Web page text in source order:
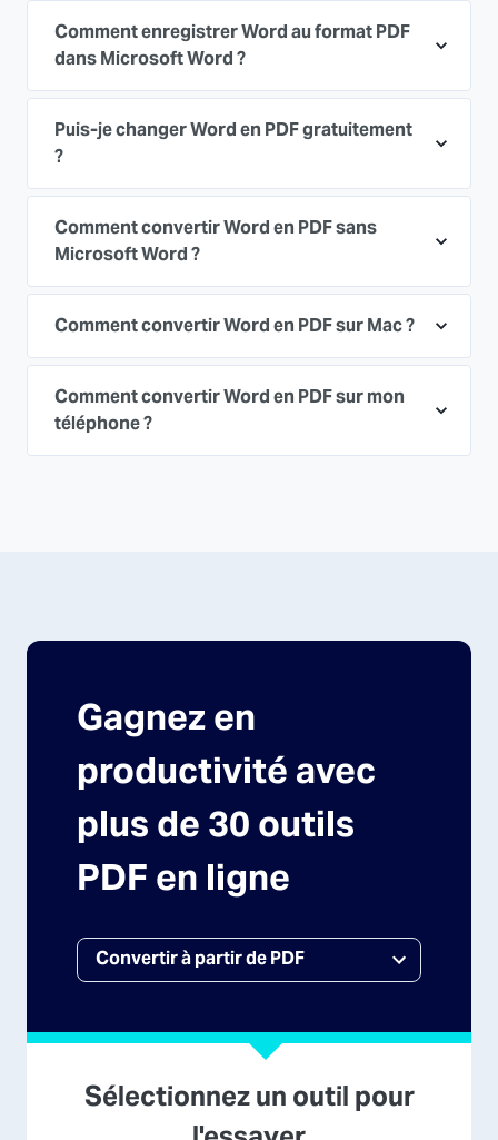
Comment enregistrer Word au format PDF
dans Microsoft Word ?
Puis-je changer Word en PDF gratuitement
?
Comment convertir Word en PDF sans
Microsoft Word ?
Comment convertir Word en PDF sur Mac ?
Comment convertir Word en PDF sur mon
téléphone ?
Gagnez en
productivité avec
plus de 30 outils
PDF en ligne
Sélectionnez un outil pour